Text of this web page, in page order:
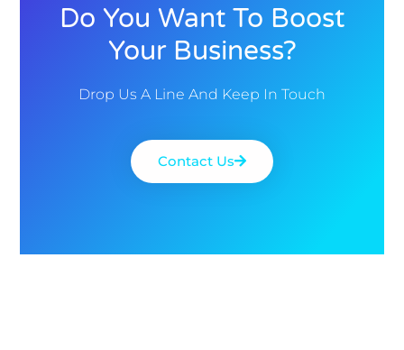
Do You Want To Boost
Your Business?
Drop Us A Line And Keep In Touch
Contact Us